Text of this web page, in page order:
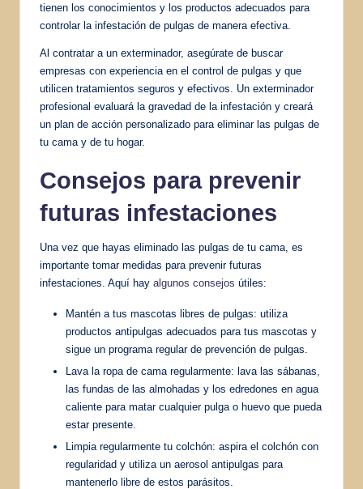
tienen los conocimientos y los productos adecuados para
controlar la infestación de pulgas de manera efectiva.
Al contratar a un exterminador, asegúrate de buscar
empresas con experiencia en el control de pulgas y que
utilicen tratamientos seguros y efectivos. Un exterminador
profesional evaluará la gravedad de la infestación y creará
un plan de acción personalizado para eliminar las pulgas de
tu cama y de tu hogar.
Consejos para prevenir
futuras infestaciones
Una vez que hayas eliminado las pulgas de tu cama, es
importante tomar medidas para prevenir futuras
infestaciones. Aquí hay algunos consejos útiles:
Mantén a tus mascotas libres de pulgas: utiliza
productos antipulgas adecuados para tus mascotas y
sigue un programa regular de prevención de pulgas.
Lava la ropa de cama regularmente: lava las sábanas,
las fundas de las almohadas y los edredones en agua
caliente para matar cualquier pulga o huevo que pueda
estar presente.
Limpia regularmente tu colchón: aspira el colchón con
regularidad y utiliza un aerosol antipulgas para
mantenerlo libre de estos parásitos.